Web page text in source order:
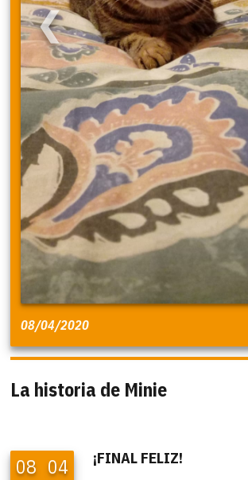
❮
08/04/2020
La historia de Minie
08 04 ¡FINAL FELIZ!